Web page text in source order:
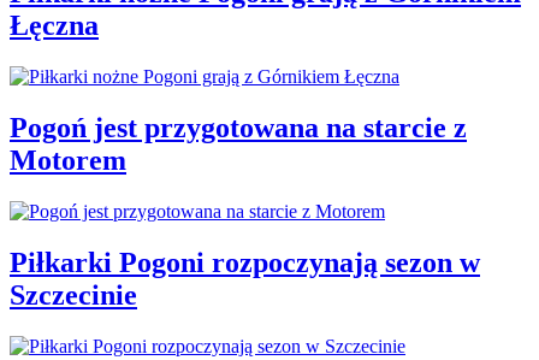
Łęczna
Pogoń jest przygotowana na starcie z
Motorem
Piłkarki Pogoni rozpoczynają sezon w
Szczecinie